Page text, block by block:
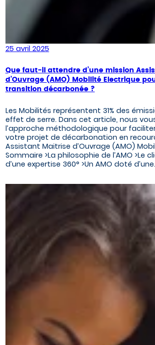
25 avril 2025
Que faut-il attendre d’une mission
d’Ouvrage (AMO) Mobilité Electrique
transition décarbonée ?
Les Mobilités représentent 31% des
effet de serre. Dans cet article, nous
l’approche méthodologique pour
votre projet de décarbonation en
Assistant Maitrise d’Ouvrage (AMO)
Sommaire >La philosophie de l’AMO >Le
d’une expertise 360° >Un AMO doté